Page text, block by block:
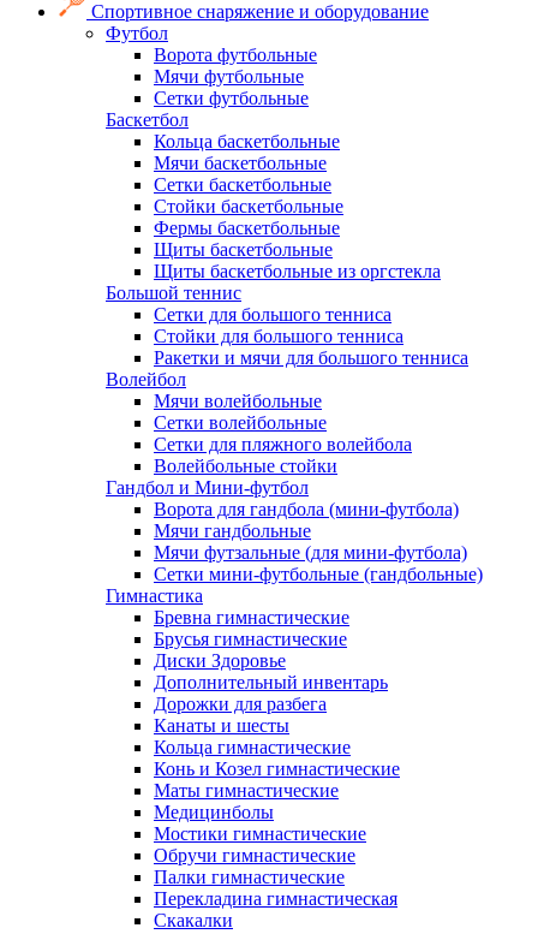
Спортивное снаряжение и оборудование
Футбол
Ворота футбольные
Мячи футбольные
Сетки футбольные
Баскетбол
Кольца баскетбольные
Мячи баскетбольные
Сетки баскетбольные
Стойки баскетбольные
Фермы баскетбольные
Щиты баскетбольные
Щиты баскетбольные из оргстекла
Большой теннис
Сетки для большого тенниса
Стойки для большого тенниса
Ракетки и мячи для большого тенниса
Волейбол
Мячи волейбольные
Сетки волейбольные
Сетки для пляжного волейбола
Волейбольные стойки
Гандбол и Мини-футбол
Ворота для гандбола (мини-футбола)
Мячи гандбольные
Мячи футзальные (для мини-футбола)
Сетки мини-футбольные (гандбольные)
Гимнастика
Бревна гимнастические
Брусья гимнастические
Диски Здоровье
Дополнительный инвентарь
Дорожки для разбега
Канаты и шесты
Кольца гимнастические
Конь и Козел гимнастические
Маты гимнастические
Медицинболы
Мостики гимнастические
Обручи гимнастические
Палки гимнастические
Перекладина гимнастическая
Скакалки